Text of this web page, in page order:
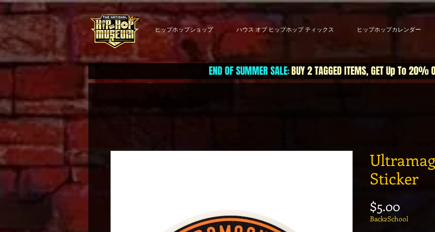
ヒップホップショップ ハウス オブ ヒップホップ ティックス ヒップホップカレンダー
END OF SUMMER SALE:BUY 2 TAGGED ITEMS, GET Up To 20%
Sticker
$5.00価格
Back2School